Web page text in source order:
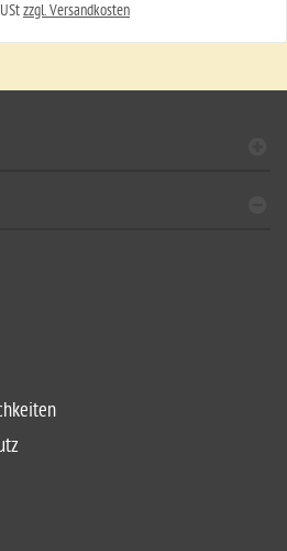
zzgl. Versandkosten